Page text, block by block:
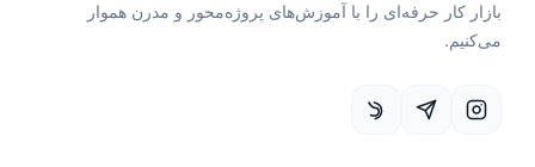
بازار کار حرفه‌ای را با آموزش‌های پروژه‌محور و مدرن هموار
می‌کنیم.